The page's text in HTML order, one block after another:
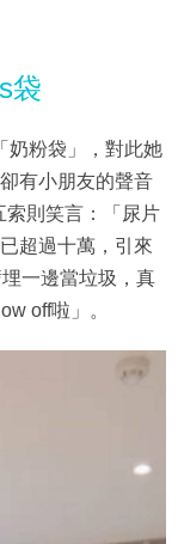
袋
奶粉袋」，對此她
有小朋友的聲音
則笑言：「尿片
超過十萬，引來
一邊當垃圾，真
off啦」。